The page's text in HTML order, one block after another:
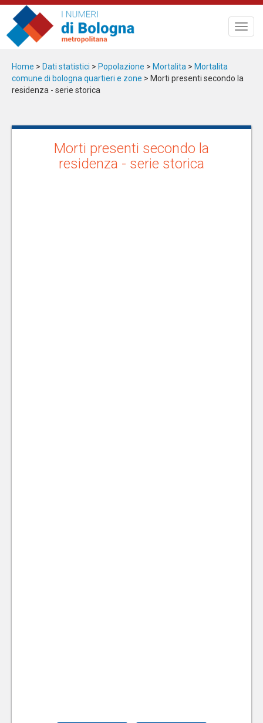
Salta
contenuto
principale
Home > Dati statistici > Popolazione > Mortalita > Mortalita
comune di bologna quartieri e zone > Morti presenti secondo la
residenza - serie storica
Morti presenti secondo la
residenza - serie storica